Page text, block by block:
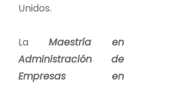
Unidos.
La Maestría en
Administración de
Empresas en